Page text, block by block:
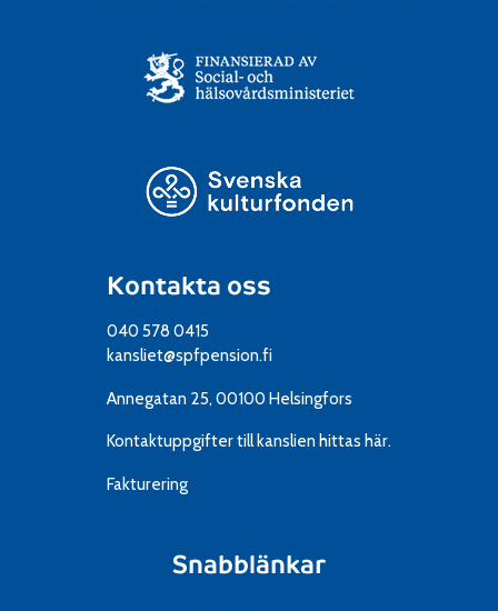
Kontakta oss
040 578 0415
kansliet@spfpension.fi
Annegatan 25, 00100 Helsingfors
Kontaktuppgifter till kanslien hittas här.
Fakturering
Snabblänkar